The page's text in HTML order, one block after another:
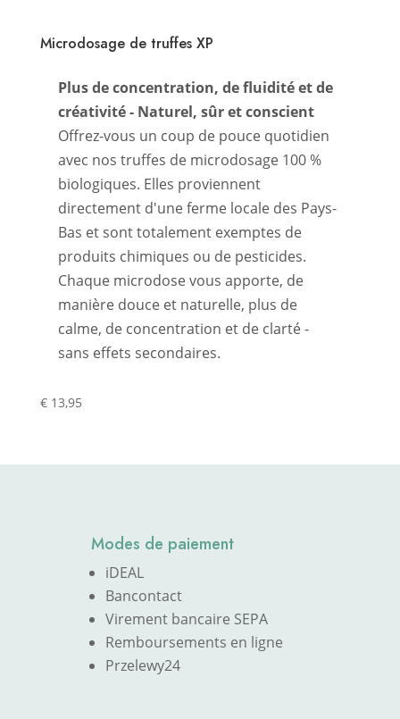
Microdosage de truffes XP
Plus de concentration, de fluidité et de
créativité - Naturel, sûr et conscient
Offrez-vous un coup de pouce quotidien
avec nos truffes de microdosage 100 %
biologiques. Elles proviennent
directement d'une ferme locale des Pays-
Bas et sont totalement exemptes de
produits chimiques ou de pesticides.
Chaque microdose vous apporte, de
manière douce et naturelle, plus de
calme, de concentration et de clarté -
sans effets secondaires.
€13,95
Modes de paiement
iDEAL
Bancontact
Virement bancaire SEPA
Remboursements en ligne
Przelewy24